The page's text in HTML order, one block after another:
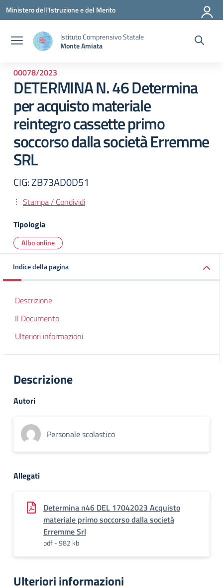
Vai ai contenuti
Vai al menu di navigazione
Vai al footer
Ministero dell'Istruzione e del Merito
Istituto Comprensivo Statale
Monte Amiata
00078/2023
DETERMINA N. 46 Determina
per acquisto materiale
reintegro cassette primo
soccorso dalla società Erremme
SRL
CIG: ZB73AD0D51
Stampa / Condividi
Tipologia
Albo online
Indice della pagina
Descrizione
Il Documento
Ulteriori informazioni
Descrizione
Autori
Personale scolastico
Allegati
Determina n46 DEL 17042023 Acquisto
materiale primo soccorso dalla società
Erremme Srl
pdf - 982 kb
Ulteriori informazioni